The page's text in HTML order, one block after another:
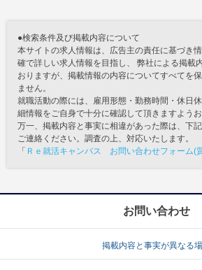
●検索条件及び掲載内容について
本サイトの求人情報は、広告主の責任に基づき
確で詳しい求人情報を目指し、 弊社による掲載
おりますが、掲載情報の内容についてすべてを
ません。
就職活動の際には、雇用形態・勤務時間・休日
細情報をご自身で十分に確認して頂きますようお
万一、掲載内容と事実に相違があった際は、下
ご連絡ください。調査の上、対応いたします。
「 Ｒｅ就活キャンパス お問い合わせフォーム(
お問い合わせ
掲載内容と事実が異なる